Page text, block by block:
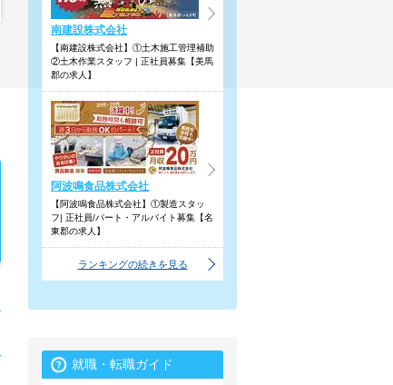
南建設株式会社
【南建設株式会社】①土木施工管理補助
②土木作業スタッフ | 正社員募集【美馬
郡の求人】
阿波鳴食品株式会社
【阿波鳴食品株式会社】①製造スタッ
フ| 正社員/パート・アルバイト募集【名
東郡の求人】
ランキングの続きを見る
就職・転職ガイド